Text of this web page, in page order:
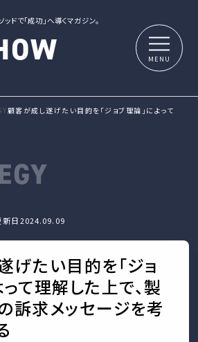
ドで「成功」へ導くマガジン。
顧客が成し遂げたい目的を「ジョブ理論」によって理解
日2024.09.09
げたい目的を「ジョ
て理解した上で、製
訴求メッセージを考